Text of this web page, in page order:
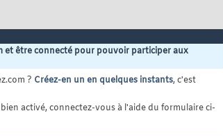
et être connecté pour pouvoir participer aux
? Créez-en un en quelques instants, c'est
activé, connectez-vous à l'aide du formulaire ci-